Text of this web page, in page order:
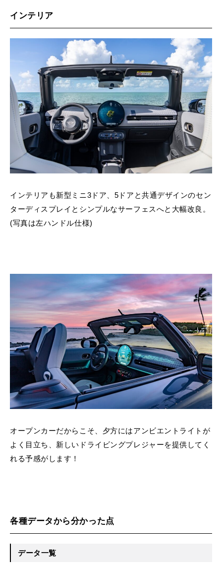
インテリア
インテリアも新型ミニ3ドア、5ドアと共通デザインのセン
ターディスプレイとシンプルなサーフェスへと大幅改良。
(写真は左ハンドル仕様)
オープンカーだからこそ、夕方にはアンビエントライトが
よく目立ち、新しいドライビングプレジャーを提供してく
れる予感がします！
各種データから分かった点
データ一覧